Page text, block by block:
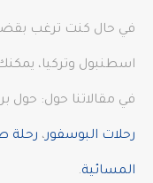
في حال كنت ترغب
اسطنبول وتركيا،
في مقالاتنا حول: حول
رحلات البوسفور، رحلة
المسائية.